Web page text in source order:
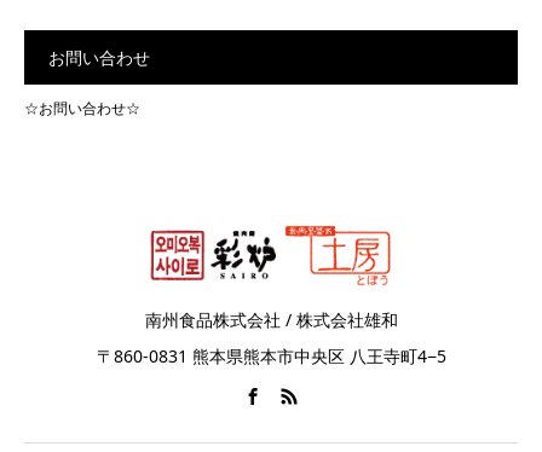
お問い合わせ
☆お問い合わせ☆
南州食品株式会社 / 株式会社雄和
〒860-0831 熊本県熊本市中央区 八王寺町4−5